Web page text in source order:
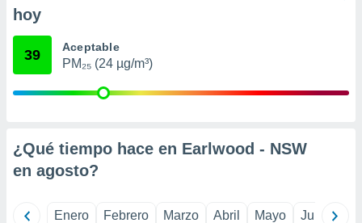
u
en
en
hoy
39 Aceptable
PM₂₅ (24 µg/m³)
¿Qué tiempo hace en Earlwood - NSW
en agosto?
Enero Febrero Marzo Abril Mayo Junio